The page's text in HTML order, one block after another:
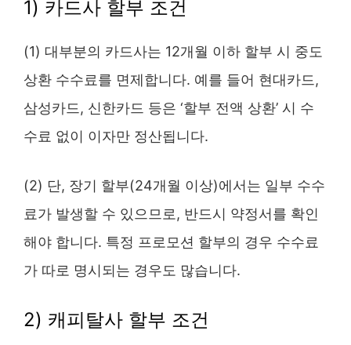
1) 카드사 할부 조건
(1) 대부분의 카드사는 12개월 이하 할부 시 중도
상환 수수료를 면제합니다. 예를 들어 현대카드,
삼성카드, 신한카드 등은 ‘할부 전액 상환’ 시 수
수료 없이 이자만 정산됩니다.
(2) 단, 장기 할부(24개월 이상)에서는 일부 수수
료가 발생할 수 있으므로, 반드시 약정서를 확인
해야 합니다. 특정 프로모션 할부의 경우 수수료
가 따로 명시되는 경우도 많습니다.
2) 캐피탈사 할부 조건